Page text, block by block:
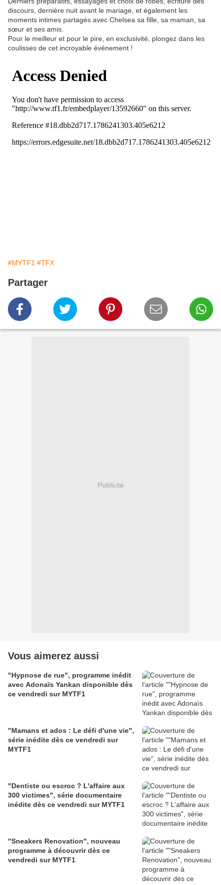
discours, dernière nuit avant le mariage, et également les
moments intimes partagés avec Chelsea sa fille, sa maman, sa
sœur et ses amis.
Pour le meilleur et pour le pire, en exclusivité, plongez dans les
coulisses de cet incroyable événement !
#MYTF1 #TFX
Partager
Publicité
Vous aimerez aussi
"Hypnose de rue", programme inédit
avec Adonaïs Yankan disponible dès
ce vendredi sur MYTF1
"Mamans et ados : Le défi d'une vie",
série inédite dès ce vendredi sur
MYTF1
"Dentiste ou escroc ? L'affaire aux
300 victimes", série documentaire
inédite dès ce vendredi sur MYTF1
"Sneakers Renovation", nouveau
programme à découvrir dès ce
vendredi sur MYTF1